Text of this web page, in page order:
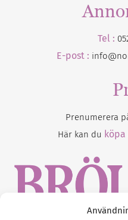
Tel :
E-post :
Prenumerera
Här kan du